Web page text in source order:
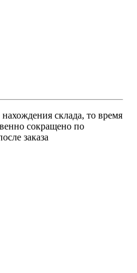
склада, то время
сокращено по
заказа